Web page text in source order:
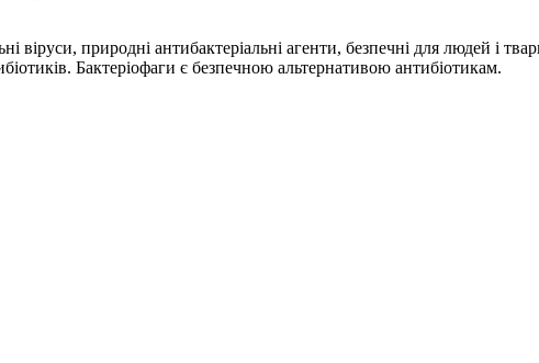
віруси, природні антибактеріальні агенти, безпечні для людей і
Бактеріофаги є безпечною альтернативою антибіотикам.